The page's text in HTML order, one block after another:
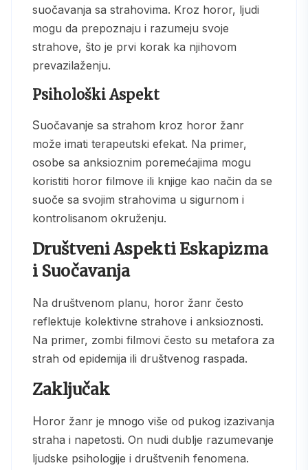
suočavanja sa strahovima. Kroz horor, ljudi
mogu da prepoznaju i razumeju svoje
strahove, što je prvi korak ka njihovom
prevazilaženju.
Psihološki Aspekt
Suočavanje sa strahom kroz horor žanr
može imati terapeutski efekat. Na primer,
osobe sa anksioznim poremećajima mogu
koristiti horor filmove ili knjige kao način da se
suoče sa svojim strahovima u sigurnom i
kontrolisanom okruženju.
Društveni Aspekti Eskapizma
i Suočavanja
Na društvenom planu, horor žanr često
reflektuje kolektivne strahove i anksioznosti.
Na primer, zombi filmovi često su metafora za
strah od epidemija ili društvenog raspada.
Zaključak
Horor žanr je mnogo više od pukog izazivanja
straha i napetosti. On nudi dublje razumevanje
ljudske psihologije i društvenih fenomena.